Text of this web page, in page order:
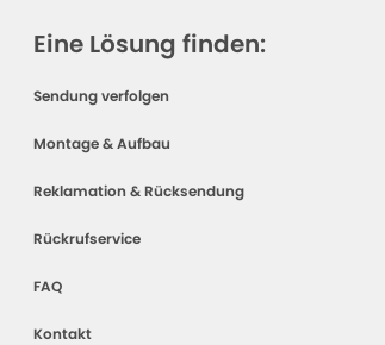
Eine Lösung finden:
Sendung verfolgen
Montage & Aufbau
Reklamation & Rücksendung
Rückrufservice
FAQ
Kontakt